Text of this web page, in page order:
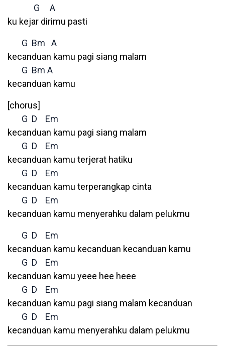
G
A
ku kejar dirimu pasti
G Bm
A
kecanduan kamu pagi siang malam
G Bm A
kecanduan kamu
[chorus]
G D
Em
kecanduan kamu pagi siang malam
G D
Em
kecanduan kamu terjerat hatiku
G D
Em
kecanduan kamu terperangkap cinta
G D
Em
kecanduan kamu menyerahku dalam pelukmu
G D
Em
kecanduan kamu kecanduan kecanduan kamu
G D
Em
kecanduan kamu yeee hee heee
G D
Em
kecanduan kamu pagi siang malam kecanduan
G D
Em
kecanduan kamu menyerahku dalam pelukmu